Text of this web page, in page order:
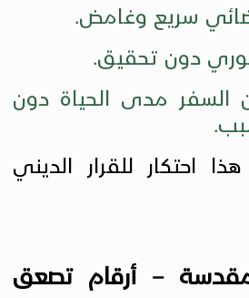
سريع وغامض.
دون تحقيق.
السفر مدى الحياة دون
.
احتكار للقرار الديني
المقدسة – أرقام تصعق